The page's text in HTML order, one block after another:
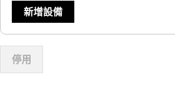
新增設備
停用